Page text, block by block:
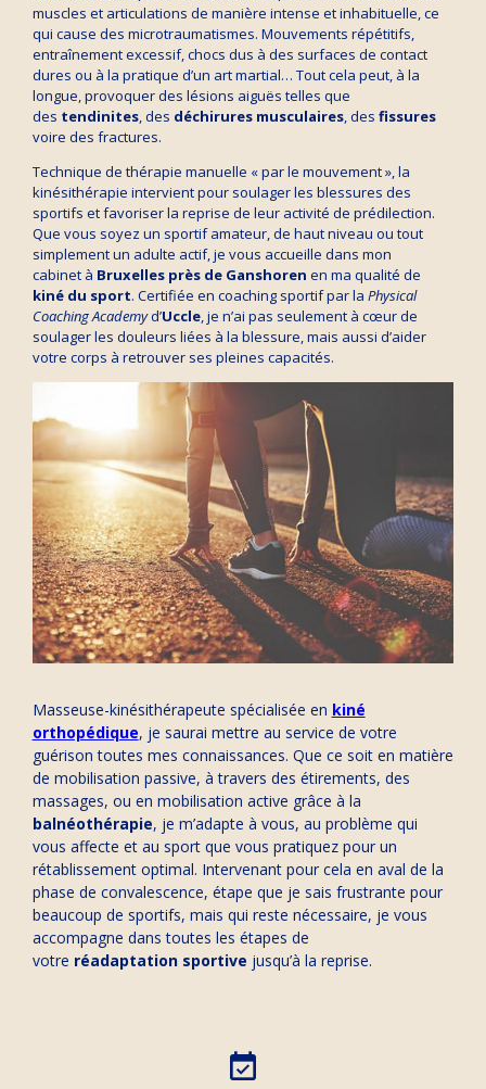
muscles et articulations de manière intense et inhabituelle, ce
qui cause des microtraumatismes. Mouvements répétitifs,
entraînement excessif, chocs dus à des surfaces de contact
dures ou à la pratique d’un art martial… Tout cela peut, à la
longue, provoquer des lésions aiguës telles que
des tendinites, des déchirures musculaires, des fissures
voire des fractures.
Technique de thérapie manuelle « par le mouvement », la
kinésithérapie intervient pour soulager les blessures des
sportifs et favoriser la reprise de leur activité de prédilection.
Que vous soyez un sportif amateur, de haut niveau ou tout
simplement un adulte actif, je vous accueille dans mon
cabinet à Bruxelles près de Ganshoren en ma qualité de
kiné du sport. Certifiée en coaching sportif par la Physical
Coaching Academyd’Uccle, je n’ai pas seulement à cœur de
soulager les douleurs liées à la blessure, mais aussi d’aider
votre corps à retrouver ses pleines capacités.
Masseuse-kinésithérapeute spécialisée en kiné
orthopédique, je saurai mettre au service de votre
guérison toutes mes connaissances. Que ce soit en matière
de mobilisation passive, à travers des étirements, des
massages, ou en mobilisation active grâce à la
balnéothérapie, je m’adapte à vous, au problème qui
vous affecte et au sport que vous pratiquez pour un
rétablissement optimal. Intervenant pour cela en aval de la
phase de convalescence, étape que je sais frustrante pour
beaucoup de sportifs, mais qui reste nécessaire, je vous
accompagne dans toutes les étapes de
votre réadaptation sportive jusqu’à la reprise.
event_available